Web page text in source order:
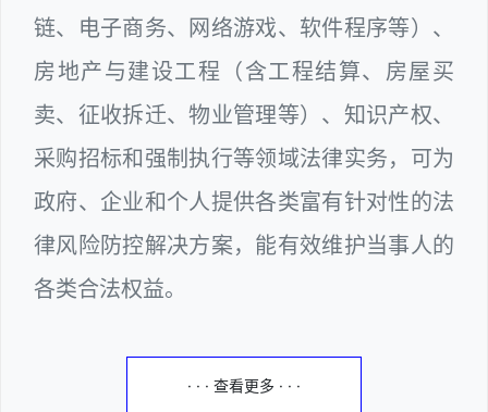
链、电子商务、网络游戏、软件程序等）、
房地产与建设工程（含工程结算、房屋买
卖、征收拆迁、物业管理等）、知识产权、
采购招标和强制执行等领域法律实务，可为
政府、企业和个人提供各类富有针对性的法
律风险防控解决方案，能有效维护当事人的
各类合法权益。
· · · 查看更多 · · ·